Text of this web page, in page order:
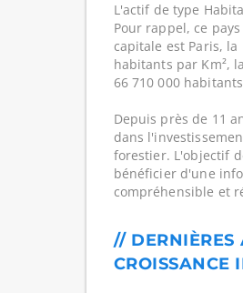
L'actif de type
Pour rappel, ce
capitale est Paris,
habitants par Km²,
66 710 000
Depuis près de 11
dans
forestier. L'objectif
bénéficier d'une
compréhensible et
// DERNIÈRES
CROISSANCE